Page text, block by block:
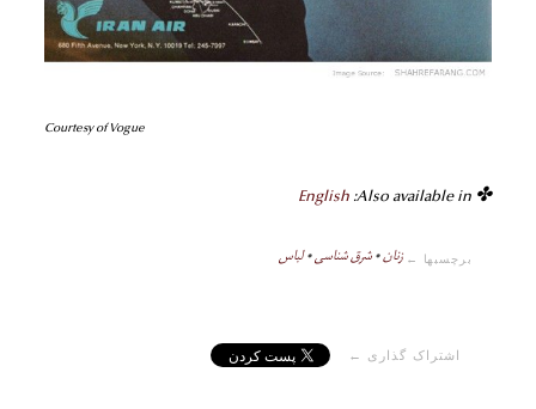
Courtesy of Vogue
✤ Also available in:
English
برچسبها ← زنان•شرق شناسی•لباس
اشتراک گذاری ←